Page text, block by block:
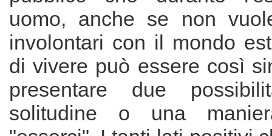
uomo, anche se non
involontari con il mondo
di vivere può essere così
presentare due
solitudine o una